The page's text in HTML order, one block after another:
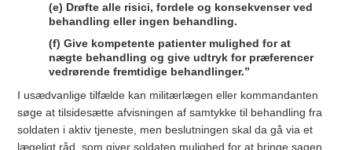
(e) Drøfte alle risici, fordele og konsekvenser ved
behandling eller ingen behandling.
(f) Give kompetente patienter mulighed for at
nægte behandling og give udtryk for præferencer
vedrørende fremtidige behandlinger.”
I usædvanlige tilfælde kan militærlægen eller kommandanten
søge at tilsidesætte afvisningen af samtykke til behandling fra
soldaten i aktiv tjeneste, men beslutningen skal da gå via et
lægeligt råd, som giver soldaten mulighed for at bringe sagen